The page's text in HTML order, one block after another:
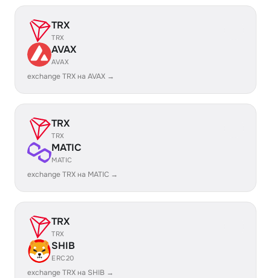
TRX
TRX
AVAX
AVAX
exchange TRX на AVAX →
TRX
TRX
MATIC
MATIC
exchange TRX на MATIC →
TRX
TRX
SHIB
ERC20
exchange TRX на SHIB →